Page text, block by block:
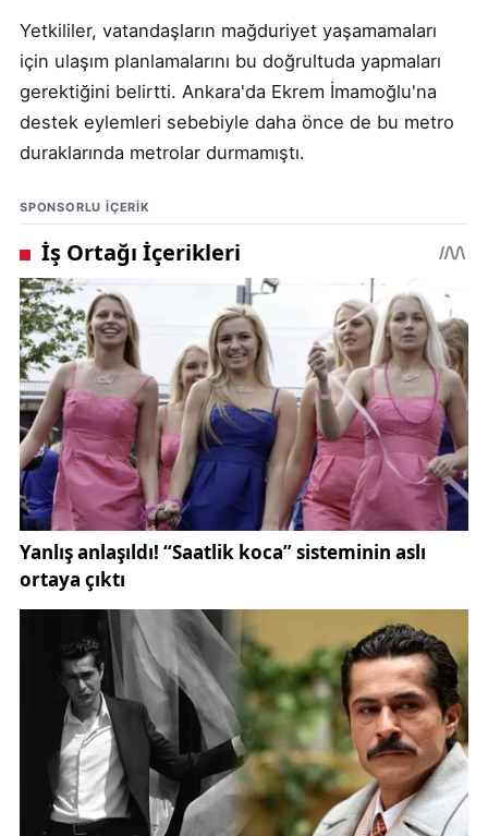
Yetkililer, vatandaşların mağduriyet yaşamamaları
için ulaşım planlamalarını bu doğrultuda yapmaları
gerektiğini belirtti. Ankara'da Ekrem İmamoğlu'na
destek eylemleri sebebiyle daha önce de bu metro
duraklarında metrolar durmamıştı.
SPONSORLU IÇERIK